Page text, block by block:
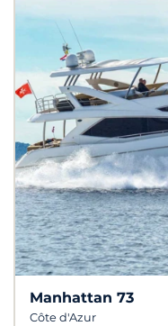
Manhattan 73
Côte d'Azur